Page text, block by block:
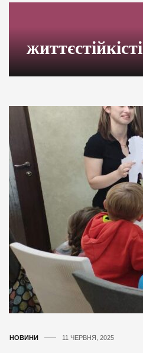
життєстійкісті
НОВИНИ 11 ЧЕРВНЯ, 2025